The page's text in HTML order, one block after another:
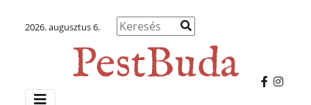
2026. augusztus 6.